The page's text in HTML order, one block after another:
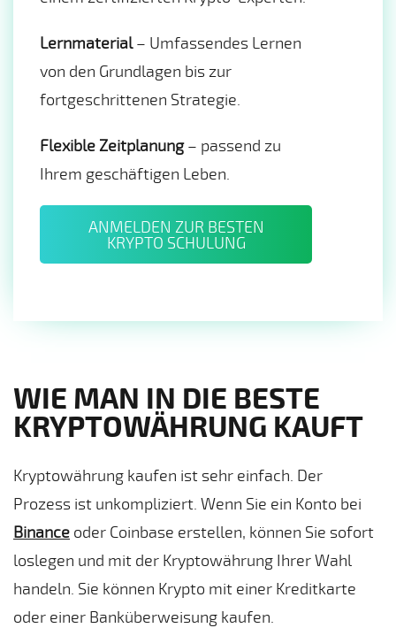
Lernmaterial– Umfassendes Lernen
von den Grundlagen bis zur
fortgeschrittenen Strategie.
Flexible Zeitplanung– passend zu
Ihrem geschäftigen Leben.
ANMELDEN ZUR BESTEN
KRYPTO SCHULUNG
WIE MAN IN DIE BESTE
KRYPTOWÄHRUNG KAUFT
Kryptowährung kaufen ist sehr einfach. Der
Prozess ist unkompliziert. Wenn Sie ein Konto bei
Binance oder Coinbase erstellen, können Sie sofort
loslegen und mit der Kryptowährung Ihrer Wahl
handeln. Sie können Krypto mit einer Kreditkarte
oder einer Banküberweisung kaufen.